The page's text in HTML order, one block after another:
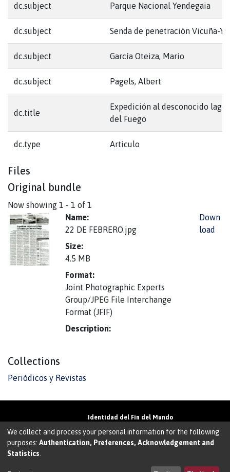
dc.subject Parque Nacional Yendegaia
dc.subject Senda de penetración Vicuña-
dc.subject García Oteiza, Mario
dc.subject Pagels, Albert
dc.title
Expedición al desconocido lago
del Fuego
dc.type Articulo
Files
Original bundle
Now showing 1 - 1 of 1
Name:
22 DE FEBRERO.jpg
Size:
4.5 MB
Format:
Joint Photographic Experts
Group/JPEG File Interchange
Format (JFIF)
Description:
Down
load
Collections
Periódicos y Revistas
Identidad del Fin del Mundo
01855 • Punta Arenas • Chile
Teléfono:+56 61 207135• Email:
We collect and process your personal information for the following
purposes: Authentication, Preferences, Acknowledgement and
Statistics